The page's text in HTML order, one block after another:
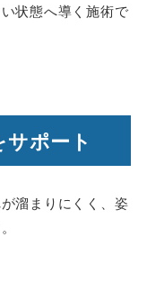
状態へ導く施術で
ポート
溜まりにくく、姿